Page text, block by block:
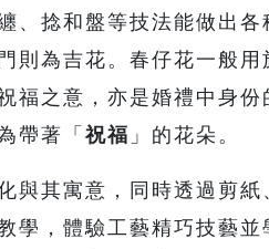
、捻和盤等技法能做出
則為吉花。春仔花一般
福之意，亦是婚禮中身
帶著「 祝福 」的花朵。
與其寓意，同時透過剪
學，體驗工藝精巧技藝